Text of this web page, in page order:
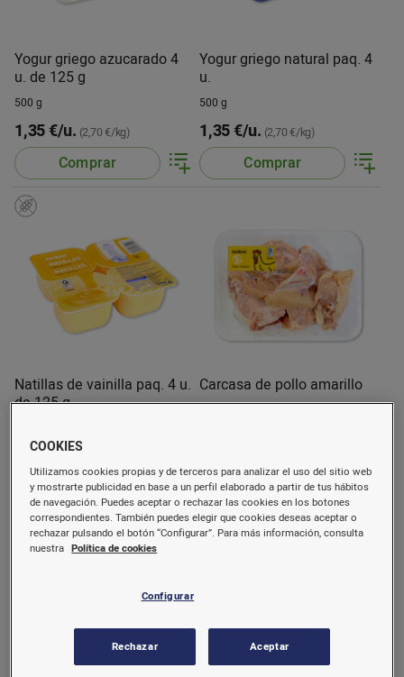
Yogur griego azucarado 4
u. de 125 g
500 g
1,35 €/u. (2,70 €/kg)
Comprar
Yogur griego natural paq. 4
u.
500 g
1,35 €/u. (2,70 €/kg)
Comprar
Natillas de vainilla paq. 4 u.
de 125 g
1,15 €/u.
Comprar
Carcasa de pollo amarillo
Comprar
COOKIES
Utilizamos cookies propias y de terceros para analizar el uso del sitio web
y mostrarte publicidad en base a un perfil elaborado a partir de tus hábitos
de navegación. Puedes aceptar o rechazar las cookies en los botones
correspondientes. También puedes elegir que cookies deseas aceptar o
rechazar pulsando el botón “Configurar”. Para más información, consulta
nuestra Política de cookies
Configurar
Rechazar Aceptar